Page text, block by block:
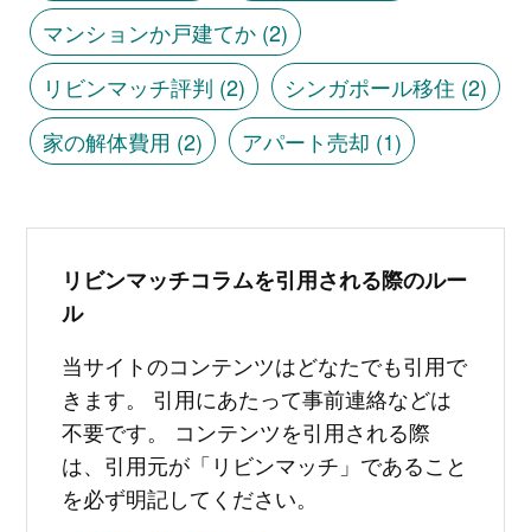
マンションか戸建てか(2)
リビンマッチ評判 (2) シンガポール移住 (2)
家の解体費用 (2) アパート売却 (1)
リビンマッチコラムを引用される際のルー
ル
当サイトのコンテンツはどなたでも引用で
きます。 引用にあたって事前連絡などは
不要です。 コンテンツを引用される際
は、引用元が「リビンマッチ」であること
を必ず明記してください。